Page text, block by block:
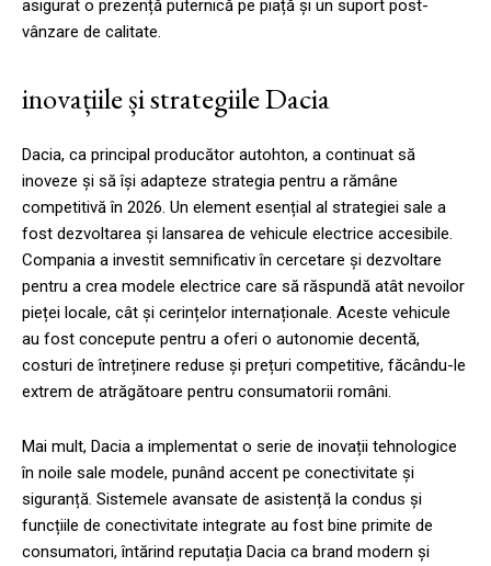
asigurat o prezență puternică pe piață și un suport post-
vânzare de calitate.
inovațiile și strategiile Dacia
Dacia, ca principal producător autohton, a continuat să
inoveze și să își adapteze strategia pentru a rămâne
competitivă în 2026. Un element esențial al strategiei sale a
fost dezvoltarea și lansarea de vehicule electrice accesibile.
Compania a investit semnificativ în cercetare și dezvoltare
pentru a crea modele electrice care să răspundă atât nevoilor
pieței locale, cât și cerințelor internaționale. Aceste vehicule
au fost concepute pentru a oferi o autonomie decentă,
costuri de întreținere reduse și prețuri competitive, făcându-le
extrem de atrăgătoare pentru consumatorii români.
Mai mult, Dacia a implementat o serie de inovații tehnologice
în noile sale modele, punând accent pe conectivitate și
siguranță. Sistemele avansate de asistență la condus și
funcțiile de conectivitate integrate au fost bine primite de
consumatori, întărind reputația Dacia ca brand modern și